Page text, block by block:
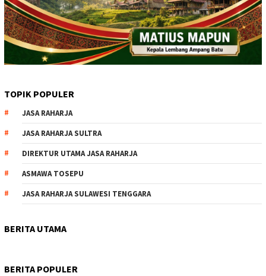
TOPIK POPULER
JASA RAHARJA
JASA RAHARJA SULTRA
DIREKTUR UTAMA JASA RAHARJA
ASMAWA TOSEPU
JASA RAHARJA SULAWESI TENGGARA
BERITA UTAMA
BERITA POPULER